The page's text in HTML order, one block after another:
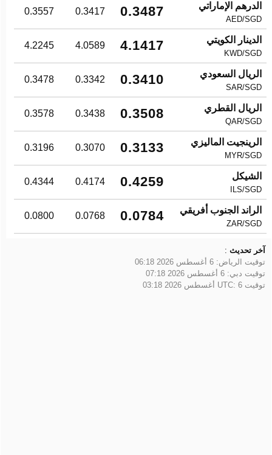
الدرهم الإماراتي
AED/SGD
0.3487
0.3417
0.3557
الدينار الكويتي
KWD/SGD
4.1417
4.0589
4.2245
الريال السعودي
SAR/SGD
0.3410
0.3342
0.3478
الريال القطري
QAR/SGD
0.3508
0.3438
0.3578
الرينجيت الماليزي
MYR/SGD
0.3133
0.3070
0.3196
الشيكل
ILS/SGD
0.4259
0.4174
0.4344
الراند الجنوب أفريقي
ZAR/SGD
0.0784
0.0768
0.0800
آخر تحديث :
توقيت الرياض: 6 أغسطس 2026 06:18
توقيت دبي: 6 أغسطس 2026 07:18
توقيت UTC: 6 أغسطس 2026 03:18